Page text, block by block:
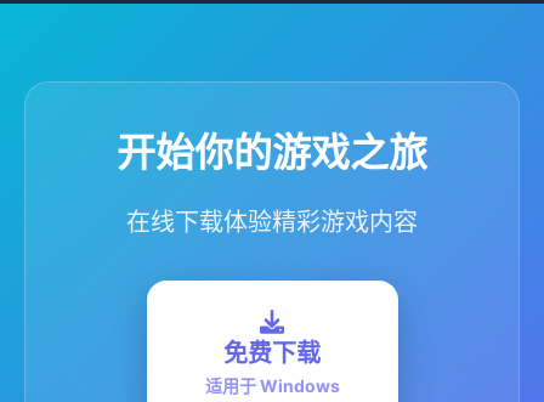
开始你的游戏之旅
在线下载体验精彩游戏内容
免费下载
适用于 Windows